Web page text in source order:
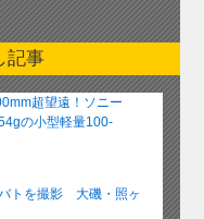
記事
超望遠！ソニー
の小型軽量100-
トを撮影 大磯・照ヶ